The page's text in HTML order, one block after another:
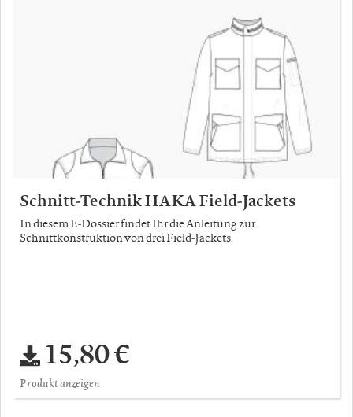
Schnitt-Technik HAKA Field-Jackets
In diesem E-Dossier findet Ihr die Anleitung zur
Schnittkonstruktion von drei Field-Jackets.
15,80 €
Produkt anzeigen